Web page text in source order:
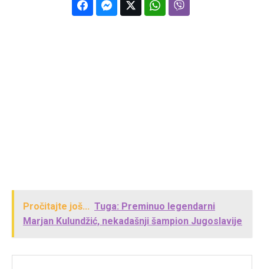
Pročitajte još... Tuga: Preminuo legendarni
Marjan Kulundžić, nekadašnji šampion Jugoslavije